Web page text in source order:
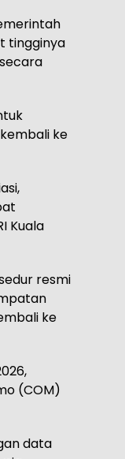
tingginya
ke
Kuala
resmi
ke
(COM)
data